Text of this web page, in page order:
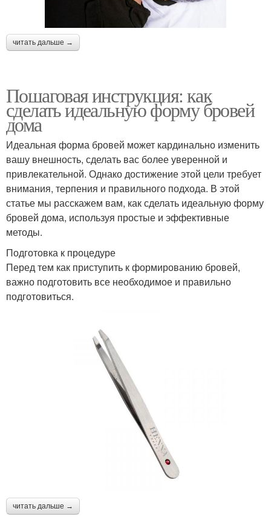
читать дальше →
Пошаговая инструкция: как
сделать идеальную форму бровей
дома
Идеальная форма бровей может кардинально изменить
вашу внешность, сделать вас более уверенной и
привлекательной. Однако достижение этой цели требует
внимания, терпения и правильного подхода. В этой
статье мы расскажем вам, как сделать идеальную форму
бровей дома, используя простые и эффективные
методы.
Подготовка к процедуре
Перед тем как приступить к формированию бровей,
важно подготовить все необходимое и правильно
подготовиться.
читать дальше →